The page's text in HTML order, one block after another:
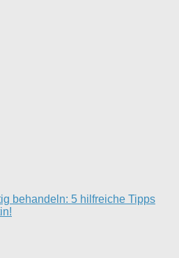
behandeln: 5 hilfreiche Tipps